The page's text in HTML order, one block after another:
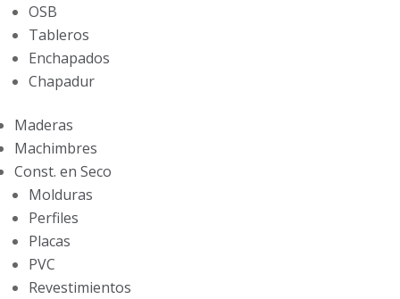
OSB
Tableros
Enchapados
Chapadur
Maderas
Machimbres
Const. en Seco
Molduras
Perfiles
Placas
PVC
Revestimientos